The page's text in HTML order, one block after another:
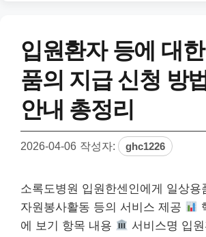
입원환자 등에 대
품의 지급 신청 방
안내 총정리
2026-04-06 작성자: ghc1226
소록도병원 입원한센인에게 일상용
자원봉사활동 등의 서비스 제공
에 보기 항목 내용
서비스명 입